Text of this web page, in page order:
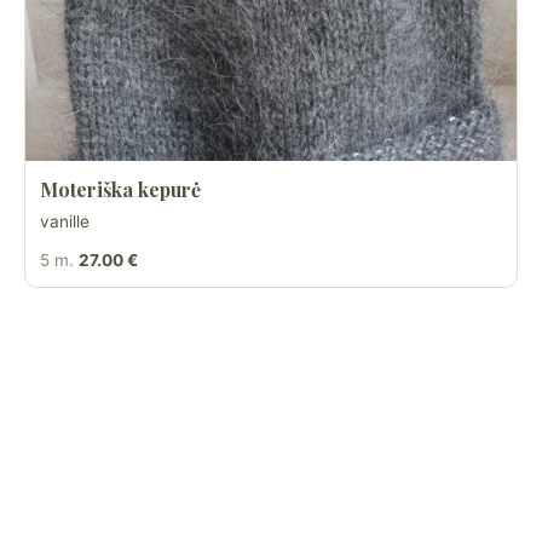
Moteriška kepurė
vanille
5 m. 27.00 €